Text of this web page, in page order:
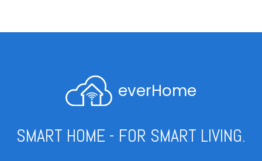
everHome
SMART HOME - FOR SMART LIVING.